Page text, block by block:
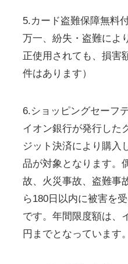
5.カード盗難保障無料
万一、紛失・盗難によ
正使用されても、損害
件はあります）
6.ショッピングセーフ
イオン銀行が発行した
ジット決済により購入
品が対象となります。
故、火災事故、盗難事
ら180日以内に被害を
です。年間限度額は、
円までとなっています。